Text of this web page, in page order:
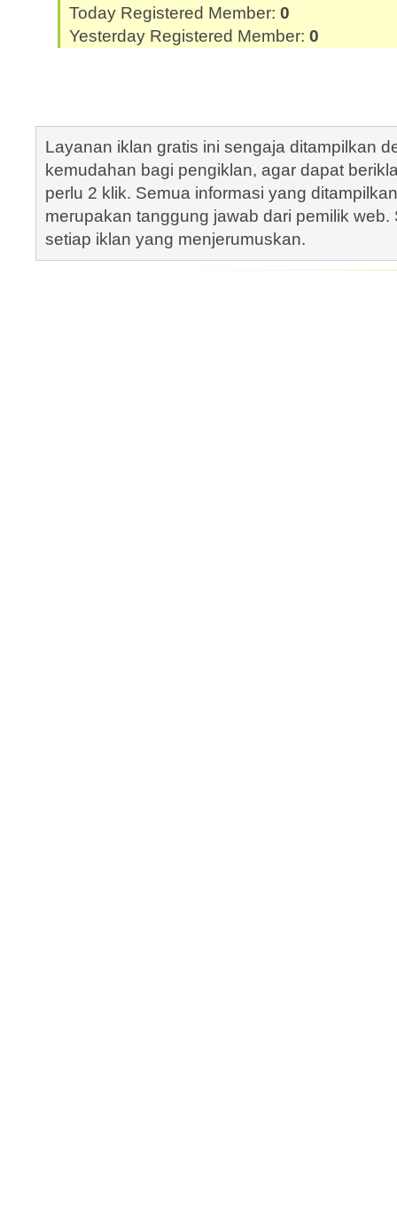
Today Registered Member: 0
Yesterday Registered Member: 0
Layanan iklan gratis ini sengaja ditampilkan
kemudahan bagi pengiklan, agar dapat
perlu 2 klik. Semua informasi yang
merupakan tanggung jawab dari pemilik
setiap iklan yang menjerumuskan.